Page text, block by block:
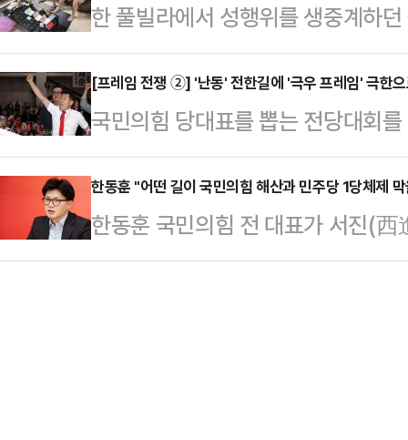
문제부터 빨리 풀어야 한다는 목소
국무회의를 열어 …
가 내리는 곳이 있겠다"고 예보했
은 곳 전남 남해안 80mm 이상),
산·경남 20~60mm(많은 곳 경남
5~40mm, 제주 10~60mm, 강원
5mm …
한 풀빌라에서 성행위를 생중계하
체포됐다.지난 7일(현지시간) 태국
국 이민청은 6일 경찰이 파타야의
오스 여성 2명을 체포했다고 밝혔
추적한 후 현장을 덮쳐 라이브 방송
인용품, 콘돔, 카메라, 휴대전화 및
중국 온라인 플랫폼을 통해 방송을
면 출연자들에게 …
[프레임 전쟁 ②] '난동' 전한길에 '극우 프레임' 극한
국민의힘 당대표를 뽑는 전당대회
유튜버 전한길 씨가 등장하며 얼룩
이른바 '윤 어게인'의 대표주자 전
임'만 강화됐다는 지적이 나온다.국
연설회를 하루 앞둔 11일 '배신자'
한동훈 "어떤 길이 국민의힘 해산과 민주당 1당체제
한동훈 국민의힘 전 대표가 서진(
호남에서 보수정치를 하는 이유가